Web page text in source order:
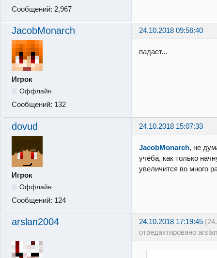
Сообщений: 2,967
JacobMonarch 24.10.2018 09:56:40
Игрок
Оффлайн
Сообщений: 132
падает...
dovud 24.10.2018 15:07:33
Игрок
Оффлайн
Сообщений: 124
JacobMonarch, не
учёба, как только
увеличится во много
arslan2004 24.10.2018 17:19:45
отредактировано